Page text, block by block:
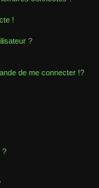
!
?
de me connecter !?
?